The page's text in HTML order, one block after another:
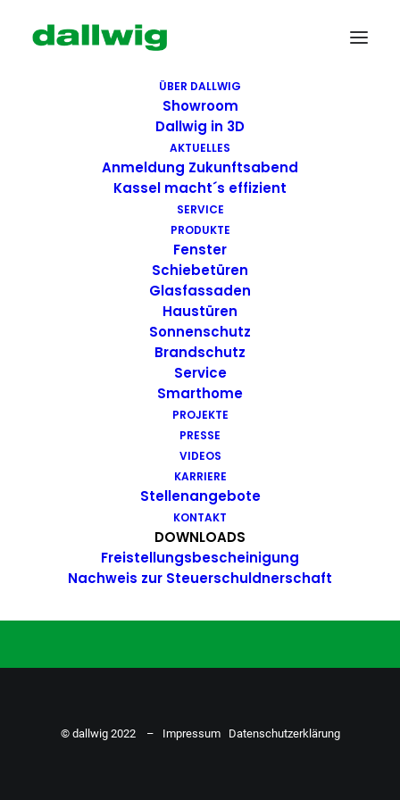
ÜBER DALLWIG
Showroom
Dallwig in 3D
AKTUELLES
Anmeldung Zukunftsabend
Kassel macht´s effizient
SERVICE
PRODUKTE
Fenster
Schiebetüren
Glasfassaden
Haustüren
Sonnenschutz
Brandschutz
Service
Smarthome
PROJEKTE
PRESSE
VIDEOS
KARRIERE
Stellenangebote
KONTAKT
DOWNLOADS
Freistellungsbescheinigung
Nachweis zur Steuerschuldnerschaft
Wir suchen Dich!
Dallwig bietet
Perspektive
Du hast Bock auf einen Job mit
Action. Bewirb dich ganz einfach
ZU DEN STELLENANGEBOTEN
© dallwig 2022 – Impressum Datenschutzerklärung